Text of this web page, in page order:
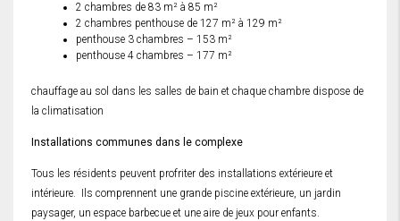
2 chambres de 83 m² à 85 m²
2 chambres penthouse de 127 m² à 129 m²
penthouse 3 chambres – 153 m²
penthouse 4 chambres – 177 m²
chauffage au sol dans les salles de bain et chaque chambre dispose de
la climatisation
Installations communes dans le complexe
Tous les résidents peuvent profriter des installations extérieure et
intérieure. Ils comprennent une grande piscine extérieure, un jardin
paysager, un espace barbecue et une aire de jeux pour enfants.